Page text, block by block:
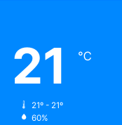
21 ℃
21º - 21º
60%